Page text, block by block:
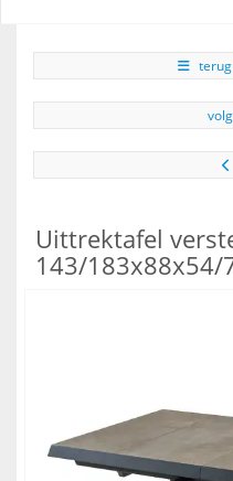
Uittrektafel
143/183x88x54/